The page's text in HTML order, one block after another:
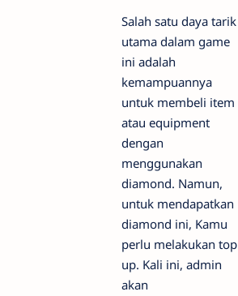
Salah satu daya tarik
utama dalam game
ini adalah
kemampuannya
untuk membeli item
atau equipment
dengan
menggunakan
diamond. Namun,
untuk mendapatkan
diamond ini, Kamu
perlu melakukan top
up. Kali ini, admin
akan